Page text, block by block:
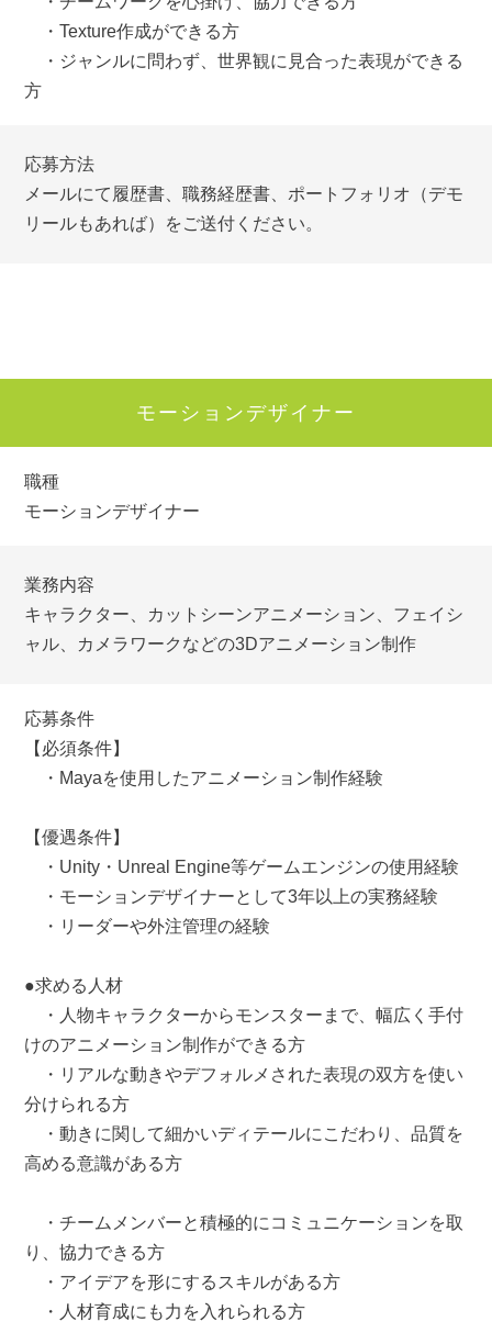
・Texture作成ができる方
・ジャンルに問わず、世界観に見合った表現ができる
方
応募方法
メールにて履歴書、職務経歴書、ポートフォリオ（デモ
リールもあれば）をご送付ください。
モーションデザイナー
職種
モーションデザイナー
業務内容
キャラクター、カットシーンアニメーション、フェイシ
ャル、カメラワークなどの3Dアニメーション制作
応募条件
【必須条件】
・Mayaを使用したアニメーション制作経験
【優遇条件】
・Unity・Unreal Engine等ゲームエンジンの使用経験
・モーションデザイナーとして3年以上の実務経験
・リーダーや外注管理の経験
●求める人材
・人物キャラクターからモンスターまで、幅広く手付
けのアニメーション制作ができる方
・リアルな動きやデフォルメされた表現の双方を使い
分けられる方
・動きに関して細かいディテールにこだわり、品質を
高める意識がある方
・チームメンバーと積極的にコミュニケーションを取
り、協力できる方
・アイデアを形にするスキルがある方
・人材育成にも力を入れられる方